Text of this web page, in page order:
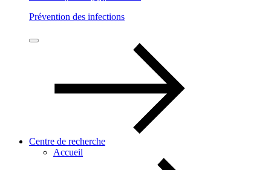
Prévention des infections
Centre de recherche
Accueil